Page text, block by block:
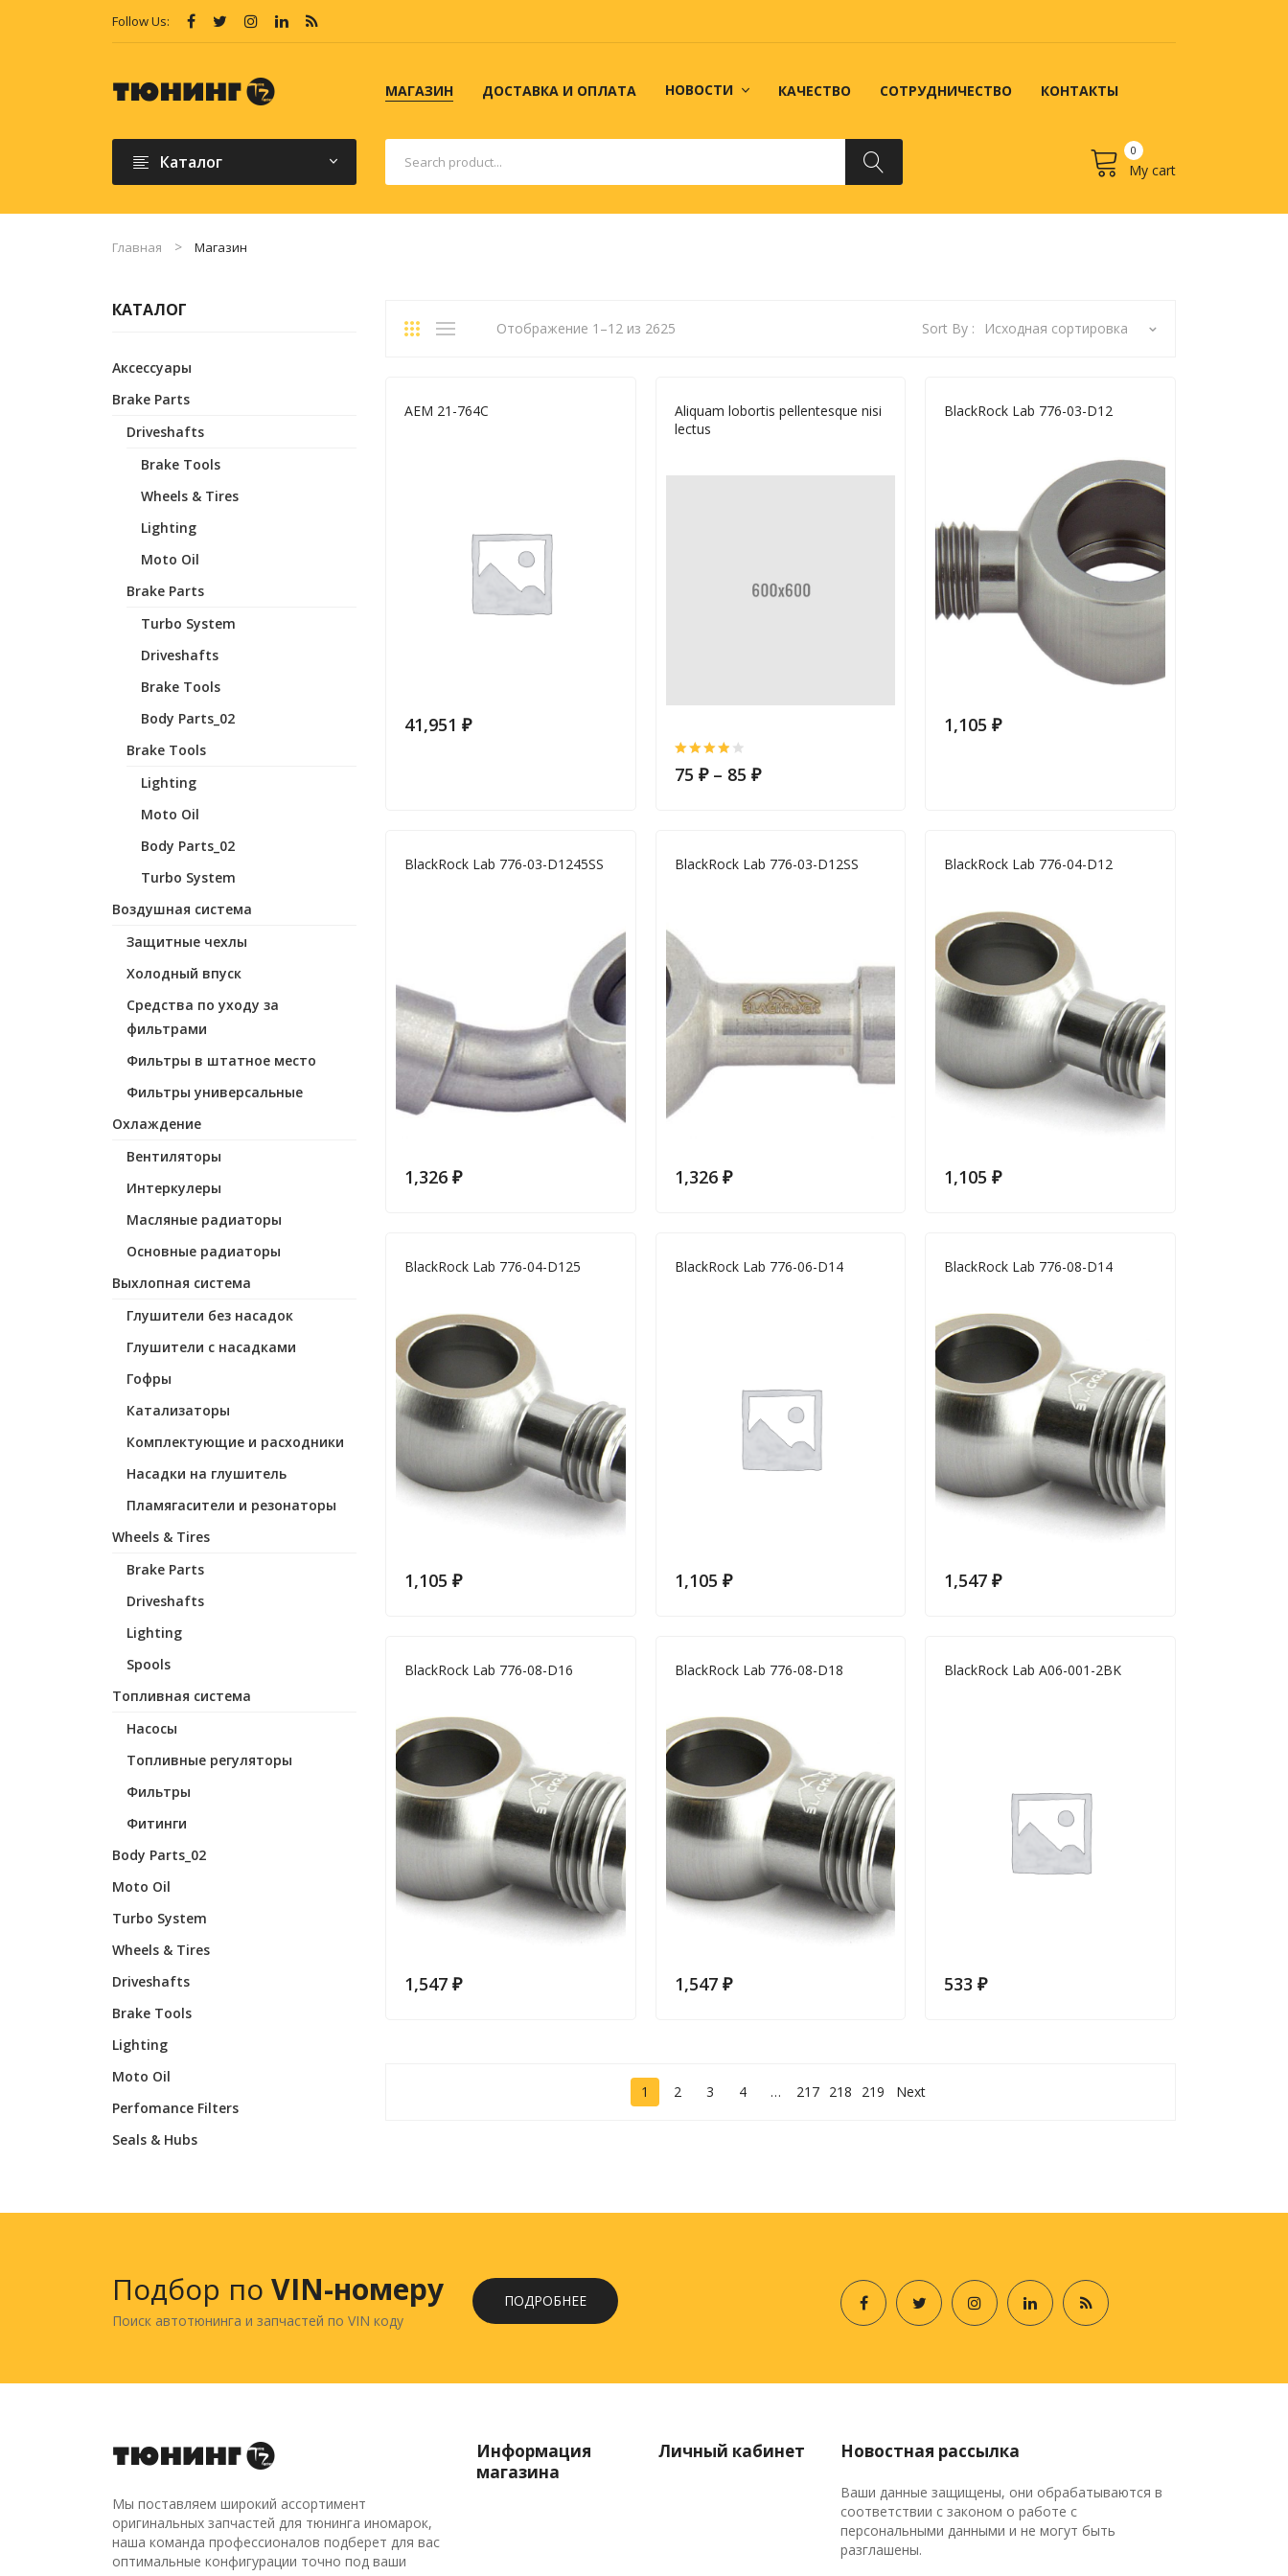
Follow Us:
МАГАЗИН ДОСТАВКА И ОПЛАТА НОВОСТИ КАЧЕСТВО СОТРУДНИЧЕСТВО КОНТАКТЫ
Каталог
0
My cart
No products in the cart.
Главная Магазин
Отображение 1–12 из 2625 Sort By : Исходная сортировка
AEM 21-764C
41,951 ₽
Aliquam lobortis pellentesque nisi
lectus
75 ₽– 85 ₽
BlackRock Lab 776-03-D12
1,105₽
BlackRock Lab 776-03-D1245SS
1,326 ₽
BlackRock Lab 776-03-D12SS
1,326 ₽
BlackRock Lab 776-04-D12
1,105₽
BlackRock Lab 776-04-D125
1,105 ₽
BlackRock Lab 776-06-D14
1,105 ₽
BlackRock Lab 776-08-D14
1,547₽
BlackRock Lab 776-08-D16
1,547 ₽
BlackRock Lab 776-08-D18
1,547 ₽
BlackRock Lab A06-001-2BK
533₽
1 2 3 4 … 217 218 219 Next
КАТАЛОГ
Аксессуары
Brake Parts
Driveshafts
Brake Tools
Wheels & Tires
Lighting
Moto Oil
Brake Parts
Turbo System
Driveshafts
Brake Tools
Body Parts_02
Brake Tools
Lighting
Moto Oil
Body Parts_02
Turbo System
Воздушная система
Защитные чехлы
Холодный впуск
Средства по уходу за
фильтрами
Фильтры в штатное место
Фильтры универсальные
Охлаждение
Вентиляторы
Интеркулеры
Масляные радиаторы
Основные радиаторы
Выхлопная система
Глушители без насадок
Глушители с насадками
Гофры
Катализаторы
Комплектующие и расходники
Насадки на глушитель
Пламягасители и резонаторы
Wheels & Tires
Brake Parts
Driveshafts
Lighting
Spools
Топливная система
Насосы
Топливные регуляторы
Фильтры
Фитинги
Body Parts_02
Moto Oil
Turbo System
Wheels & Tires
Driveshafts
Brake Tools
Lighting
Moto Oil
Perfomance Filters
Seals & Hubs
Подбор по VIN-номеру
Поиск автотюнинга и запчастей по VIN коду
ПОДРОБНЕЕ
Мы поставляем широкий ассортимент
оригинальных запчастей для тюнинга иномарок,
наша команда профессионалов подберет для вас
оптимальные конфигурации точно под ваши
Информация
магазина
Личный кабинет Новостная рассылка
Ваши данные защищены, они обрабатываются в
соответствии с законом о работе с
персональными данными и не могут быть
разглашены.